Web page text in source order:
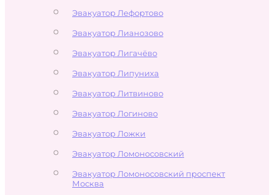
Эвакуатор Лефортово
Эвакуатор Лианозово
Эвакуатор Лигачёво
Эвакуатор Липуниха
Эвакуатор Литвиново
Эвакуатор Логиново
Эвакуатор Ложки
Эвакуатор Ломоносовский
Эвакуатор Ломоносовский проспект
Москва